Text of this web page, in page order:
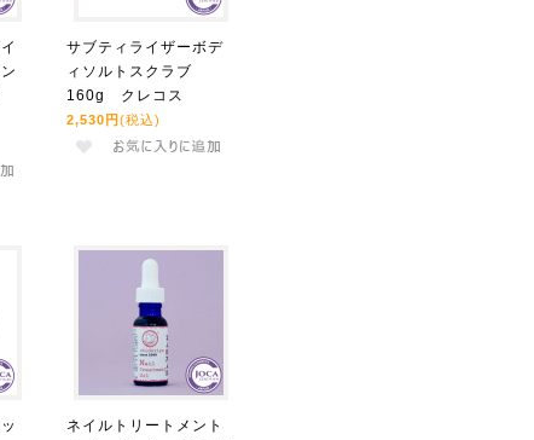
サブティライザーボデ
ィソルトスクラブ
160g クレコス
2,530円 (税込)
ネイルトリートメント